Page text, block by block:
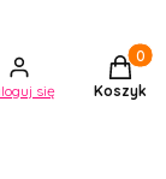
się Koszyk